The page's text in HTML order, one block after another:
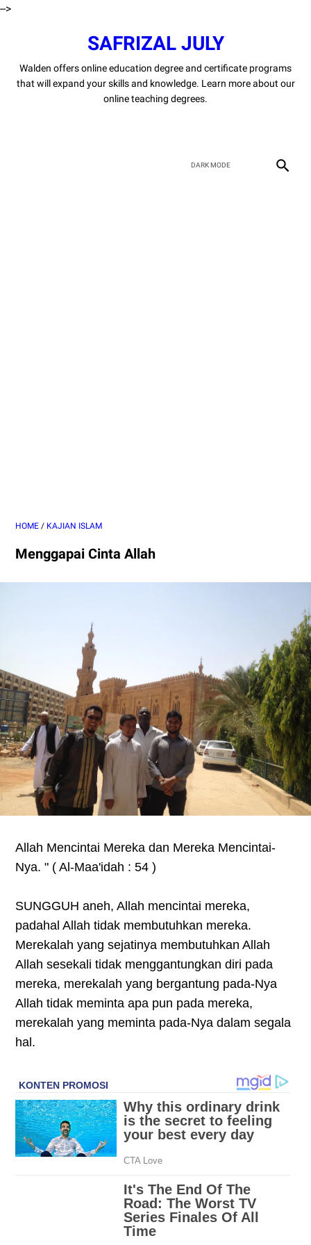
-->
SAFRIZAL JULY
Walden offers online education degree and certificate programs
that will expand your skills and knowledge. Learn more about our
online teaching degrees.
HOME / KAJIAN ISLAM
Menggapai Cinta Allah
Allah Mencintai Mereka dan Mereka Mencintai-
Nya. " ( Al-Maa'idah : 54 )
SUNGGUH aneh, Allah mencintai mereka,
padahal Allah tidak membutuhkan mereka.
Merekalah yang sejatinya membutuhkan Allah
Allah sesekali tidak menggantungkan diri pada
mereka, merekalah yang bergantung pada-Nya
Allah tidak meminta apa pun pada mereka,
merekalah yang meminta pada-Nya dalam segala
hal.